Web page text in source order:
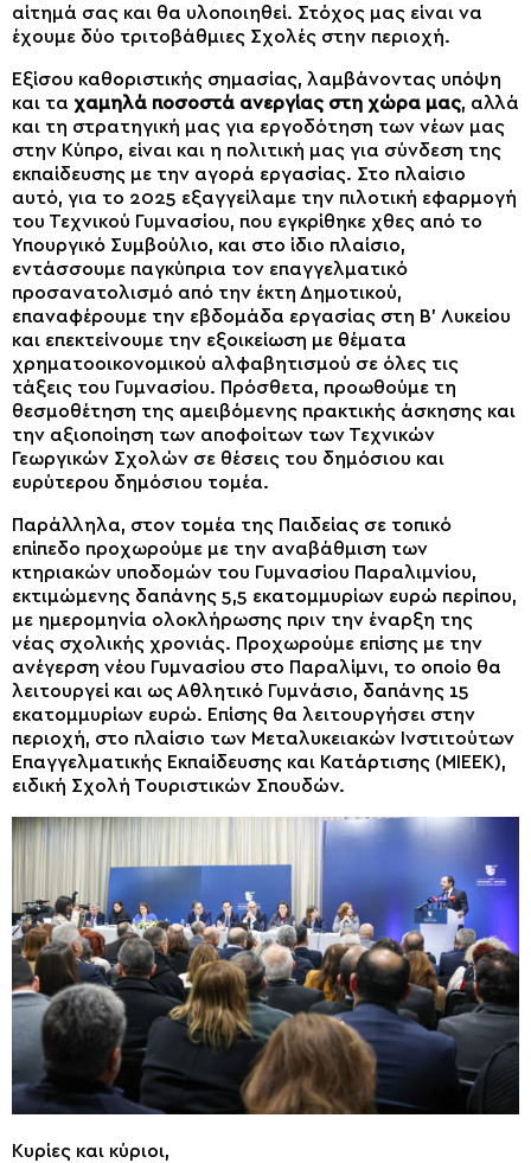
αίτημά σας και θα υλοποιηθεί. Στόχος μας είναι να
έχουμε δύο τριτοβάθμιες Σχολές στην περιοχή.
Εξίσου καθοριστικής σημασίας, λαμβάνοντας υπόψη
και τα χαμηλά ποσοστά ανεργίας στη χώρα μας, αλλά
και τη στρατηγική μας για εργοδότηση των νέων μας
στην Κύπρο, είναι και η πολιτική μας για σύνδεση της
εκπαίδευσης με την αγορά εργασίας. Στο πλαίσιο
αυτό, για το 2025 εξαγγείλαμε την πιλοτική εφαρμογή
του Τεχνικού Γυμνασίου, που εγκρίθηκε χθες από το
Υπουργικό Συμβούλιο, και στο ίδιο πλαίσιο,
εντάσσουμε παγκύπρια τον επαγγελματικό
προσανατολισμό από την έκτη Δημοτικού,
επαναφέρουμε την εβδομάδα εργασίας στη Β’ Λυκείου
και επεκτείνουμε την εξοικείωση με θέματα
χρηματοοικονομικού αλφαβητισμού σε όλες τις
τάξεις του Γυμνασίου. Πρόσθετα, προωθούμε τη
θεσμοθέτηση της αμειβόμενης πρακτικής άσκησης και
την αξιοποίηση των αποφοίτων των Τεχνικών
Γεωργικών Σχολών σε θέσεις του δημόσιου και
ευρύτερου δημόσιου τομέα.
Παράλληλα, στον τομέα της Παιδείας σε τοπικό
επίπεδο προχωρούμε με την αναβάθμιση των
κτηριακών υποδομών του Γυμνασίου Παραλιμνίου,
εκτιμώμενης δαπάνης 5,5 εκατομμυρίων ευρώ περίπου,
με ημερομηνία ολοκλήρωσης πριν την έναρξη της
νέας σχολικής χρονιάς. Προχωρούμε επίσης με την
ανέγερση νέου Γυμνασίου στο Παραλίμνι, το οποίο θα
λειτουργεί και ως Αθλητικό Γυμνάσιο, δαπάνης 15
εκατομμυρίων ευρώ. Επίσης θα λειτουργήσει στην
περιοχή, στο πλαίσιο των Μεταλυκειακών Ινστιτούτων
Επαγγελματικής Εκπαίδευσης και Κατάρτισης (ΜΙΕΕΚ),
ειδική Σχολή Τουριστικών Σπουδών.
Κυρίες και κύριοι,